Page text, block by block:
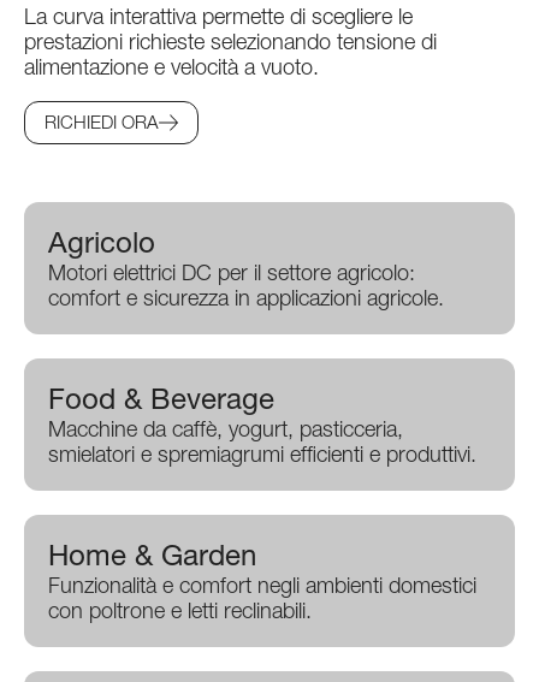
La curva interattiva permette di scegliere le
prestazioni richieste selezionando tensione di
alimentazione e velocità a vuoto.
RICHIEDI ORA
Agricolo
Motori elettrici DC per il settore agricolo:
comfort e sicurezza in applicazioni agricole.
Food & Beverage
Macchine da caffè, yogurt, pasticceria,
smielatori e spremiagrumi efficienti e produttivi.
Home & Garden
Funzionalità e comfort negli ambienti domestici
con poltrone e letti reclinabili.